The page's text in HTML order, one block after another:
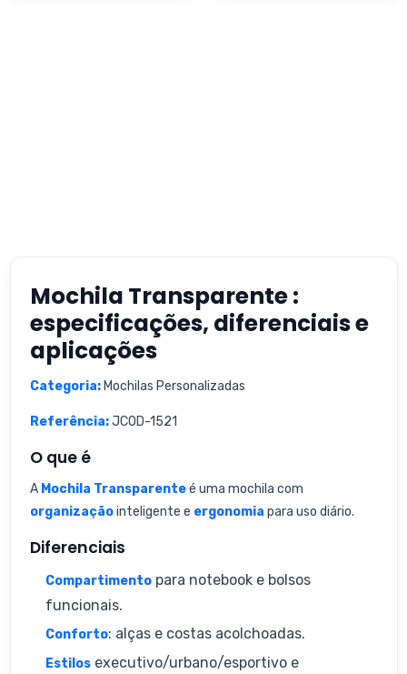
Mochila Transparente :
especificações, diferenciais e
aplicações
Categoria:Mochilas Personalizadas
Referência:JCOD-1521
O que é
A Mochila Transparenteé uma mochila com
organizaçãointeligente e ergonomia para uso diário.
Diferenciais
Compartimento para notebook e bolsos
funcionais.
Conforto: alças e costas acolchoadas.
Estilos executivo/urbano/esportivo e